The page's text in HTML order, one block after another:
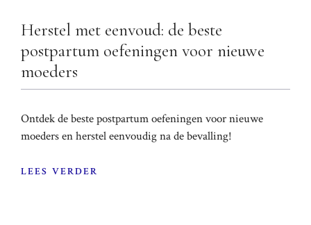
Herstel met eenvoud: de beste
postpartum oefeningen voor nieuwe
moeders
Ontdek de beste postpartum oefeningen voor nieuwe
moeders en herstel eenvoudig na de bevalling!
LEES VERDER